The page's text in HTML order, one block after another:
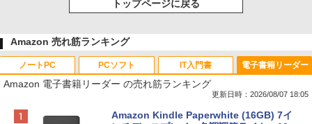
トップページに戻る
Amazon 売れ筋ランキング
ノートPC
Apple 2026 MacBook Neo A18 Proチッ
PCソフト
Robloxギフトカード - 800 Robux 【限
IT入門書
生成AIパスポート公式テキスト 第４版
電子書籍リーダー
Amazon 電子書籍リーダー の売れ筋ランキング
更新日時：2026/08/07 18:05
Amazon Kindle Paperwhite (16GB) 7イ